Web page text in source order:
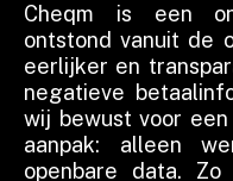
Cheqm is een
ontstond vanuit de
eerlijker en
negatieve
wij bewust voor
aanpak: alleen
openbare data.